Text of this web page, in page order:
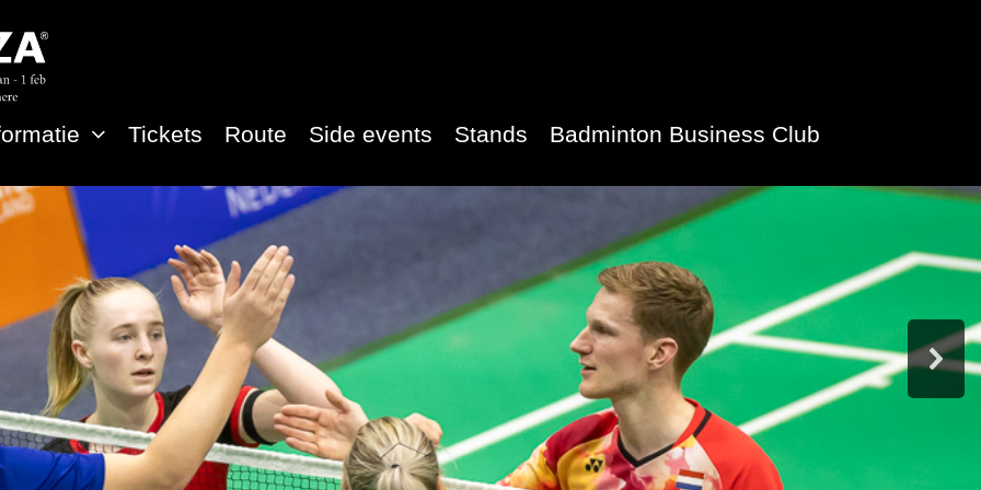
Tickets Route Side events Stands Badminton Business Club